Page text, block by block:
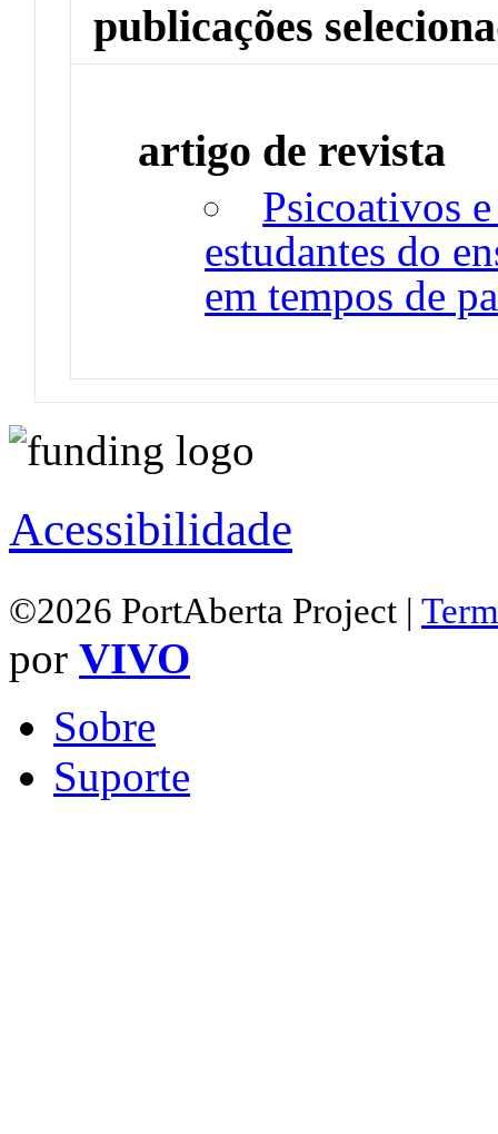
publicações
artigo de revista
Psicoativos
estudantes do
em tempos de
Acessibilidade
©2026 PortAberta Project |
por VIVO
Sobre
Suporte